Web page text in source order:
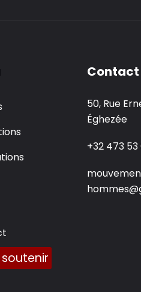
Contact
50, Rue
Éghezée
+32 473 53